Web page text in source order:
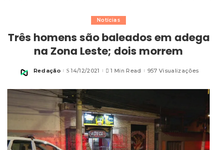
Notícias
Três homens são baleados em adega
na Zona Leste; dois morrem
Posted
Redação 14/12/2021 1 Min Read 957 Visualizações